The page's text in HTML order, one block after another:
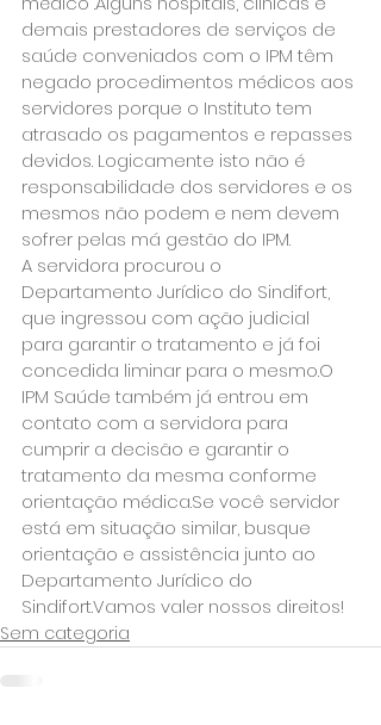
demais prestadores de serviços de
saúde conveniados com o IPM têm
negado procedimentos médicos aos
servidores porque o Instituto tem
atrasado os pagamentos e repasses
devidos. Logicamente isto não é
responsabilidade dos servidores e os
mesmos não podem e nem devem
sofrer pelas má gestão do IPM.
A servidora procurou o
Departamento Jurídico do Sindifort,
que ingressou com ação judicial
para garantir o tratamento e já foi
concedida liminar para o mesmo.O
IPM Saúde também já entrou em
contato com a servidora para
cumprir a decisão e garantir o
tratamento da mesma conforme
orientação médica.Se você servidor
está em situação similar, busque
orientação e assistência junto ao
Departamento Jurídico do
Sindifort.Vamos valer nossos direitos!
Sem categoria